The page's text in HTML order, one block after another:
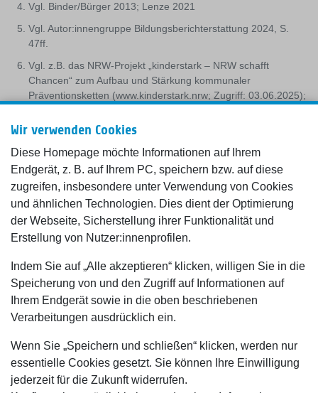
Vgl. Binder/Bürger 2013; Lenze 2021
Vgl. Autor:innengruppe Bildungsberichterstattung 2024, S.
47ff.
Vgl. z.B. das NRW-Projekt „kinderstark – NRW schafft
Chancen“ zum Aufbau und Stärkung kommunaler
Präventionsketten (www.kinderstark.nrw; Zugriff: 03.06.2025);
Wir verwenden Cookies
Diese Homepage möchte Informationen auf Ihrem
Endgerät, z. B. auf Ihrem PC, speichern bzw. auf diese
zugreifen, insbesondere unter Verwendung von Cookies
und ähnlichen Technologien. Dies dient der Optimierung
der Webseite, Sicherstellung ihrer Funktionalität und
Erstellung von Nutzer:innenprofilen.
Indem Sie auf „Alle akzeptieren“ klicken, willigen Sie in die
Speicherung von und den Zugriff auf Informationen auf
Ihrem Endgerät sowie in die oben beschriebenen
Verarbeitungen ausdrücklich ein.
Wenn Sie „Speichern und schließen“ klicken, werden nur
essentielle Cookies gesetzt. Sie können Ihre Einwilligung
jederzeit für die Zukunft widerrufen.